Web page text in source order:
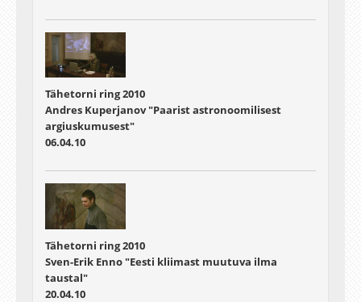
Tähetorni ring 2010
Andres Kuperjanov "Paarist astronoomilisest
argiuskumusest"
06.04.10
Tähetorni ring 2010
Sven-Erik Enno "Eesti kliimast muutuva ilma
taustal"
20.04.10